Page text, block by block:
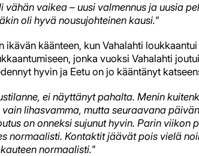
vähän vaikea – uusi valmennus ja uusia
oli hyvä nousujohteinen kausi."
ikävän käänteen, kun Vahalahti
jonka vuoksi Vahalahti
hyvin ja Eetu on jo kääntänyt
ei näyttänyt pahalta. Menin
lihasvamma, mutta seuraavana
on onneksi sujunut hyvin. Parin viikon
normaalisti. Kontaktit jäävät pois vielä
normaalisti."